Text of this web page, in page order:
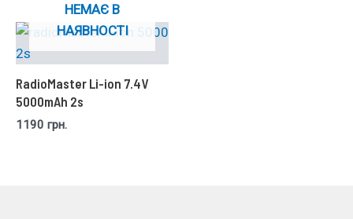
НЕМАЄ В
НАЯВНОСТІ
RadioMaster Li-ion 7.4V
5000mAh 2s
1190 грн.